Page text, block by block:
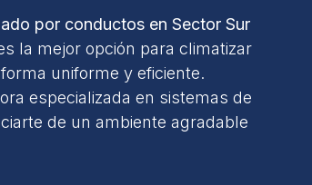
por conductos en Sector Sur
la mejor opción para climatizar
uniforme y eficiente.
especializada en sistemas de
de un ambiente agradable